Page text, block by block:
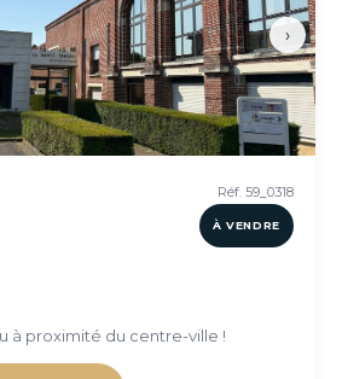
›
Réf. 59_0318
À VENDRE
à proximité du centre-ville !